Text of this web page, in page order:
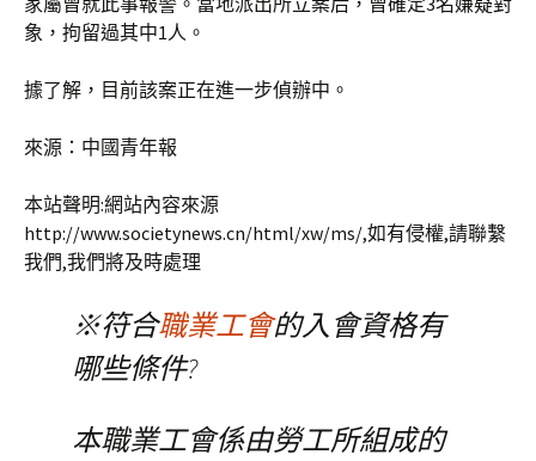
象，拘留過其中1人。
據了解，目前該案正在進一步偵辦中。
來源：中國青年報
本站聲明:網站內容來源
http://www.societynews.cn/html/xw/ms/,如有侵權,請聯繫
我們,我們將及時處理
※符合職業工會的入會資格有
哪些條件?
本職業工會係由勞工所組成的